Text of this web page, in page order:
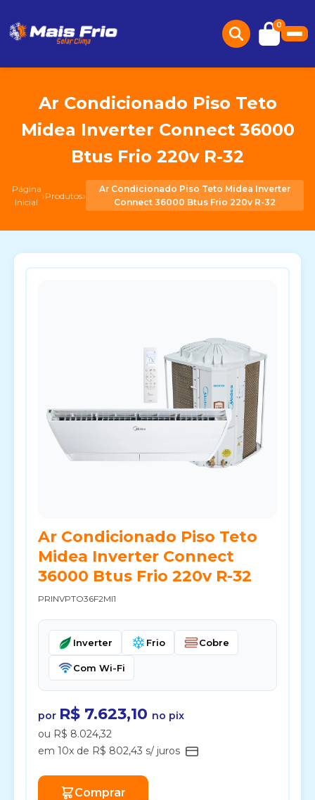
0
Ar Condicionado Piso Teto
Midea Inverter Connect 36000
Btus Frio 220v R-32
Página
Inicial ›Produtos›
Ar Condicionado Piso Teto Midea Inverter
Connect 36000 Btus Frio 220v R-32
Ar Condicionado Piso Teto
Midea Inverter Connect
36000 Btus Frio 220v R-32
PRINVPTO36F2MI1
Inverter Frio Cobre
Com Wi-Fi
por R$ 7.623,10 no pix
ou R$ 8.024,32
em 10x de R$ 802,43 s/ juros
Comprar